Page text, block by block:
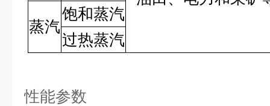
蒸汽
饱和蒸汽
过热蒸汽
性能参数